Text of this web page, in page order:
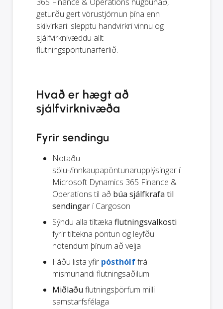
geturðu gert vörustjórnun þína enn
skilvirkari: slepptu handvirkri vinnu og
sjálfvirknivæddu allt
flutningspöntunarferlið.
Hvað er hægt að
sjálfvirknivæða
Fyrir sendingu
Notaðu
sölu-/innkaupapöntunarupplýsingar í
Microsoft Dynamics 365 Finance &
Operations til að búa sjálfkrafa til
sendingar í Cargoson
Sýndu alla tiltæka flutningsvalkosti
fyrir tiltekna pöntun og leyfðu
notendum þínum að velja
Fáðu lista yfir pósthólffrá
mismunandi flutningsaðilum
Miðlaðu flutningsþörfum milli
samstarfsfélaga